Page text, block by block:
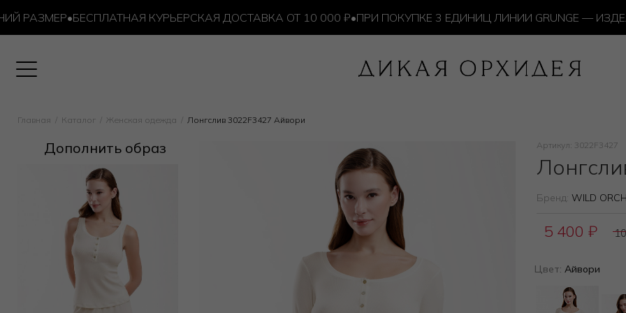
•БЕСПЛАТНАЯ КУРЬЕРСКАЯ ДОСТАВКА ОТ 10 000 ₽•ПРИ ПОКУПКЕ 3 ЕДИНИЦ ЛИНИИ GRUNGE —
Главная Каталог Женская одежда Лонгслив 3022F3427 Айвори
Дополнить образ Артикул: 3022F3427
Бренд: WILD
5 400 ₽
Цвет: Айвори